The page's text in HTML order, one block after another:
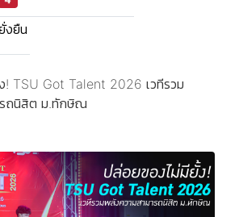
งยืน
! TSU Got Talent 2026 เวทีรวม
ถนิสิต ม.ทักษิณ